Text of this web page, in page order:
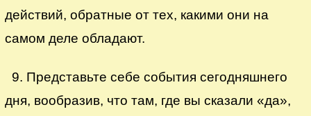
действий, обратные от тех, какими они на
самом деле обладают.
9. Представьте себе события сегодняшнего
дня, вообразив, что там, где вы сказали «да»,